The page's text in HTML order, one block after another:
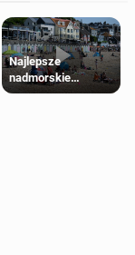
Najlepsze
nadmorskie
miasteczko blisko